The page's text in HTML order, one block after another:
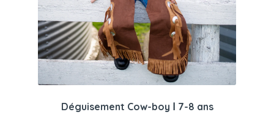
Déguisement Cow-boy Ⅰ 7-8 ans